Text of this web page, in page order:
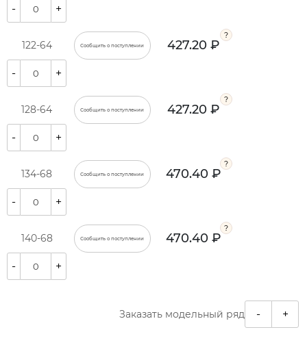
- +
122-64 Сообщить о поступлении 427.20 ₽
- +
128-64 Сообщить о поступлении 427.20 ₽
- +
134-68 Сообщить о поступлении 470.40 ₽
- +
140-68 Сообщить о поступлении 470.40 ₽
- +
Заказать модельный ряд - +